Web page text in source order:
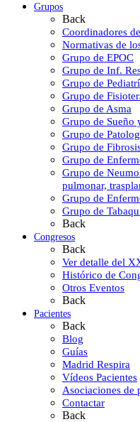
Grupos
Back
Coordinadores
Normativas de
Grupo de EPOC
Grupo de Inf.
Grupo de
Grupo de
Grupo de Asma
Grupo de Sueño
Grupo de
Grupo de
Grupo de
Grupo de
pulmonar,
Grupo de
Grupo de
Back
Congresos
Back
Ver detalle del
Histórico de
Otros Eventos
Back
Pacientes
Back
Blog
Guías
Madrid Respira
Vídeos Pacientes
Asociaciones de
Contactar
Back